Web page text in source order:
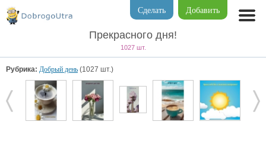
Добавить
Сделать
Прекрасного дня!
1027 шт.
Рубрика: Добрый день (1027 шт.)